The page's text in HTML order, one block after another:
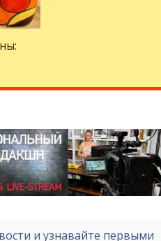
и узнавайте первыми